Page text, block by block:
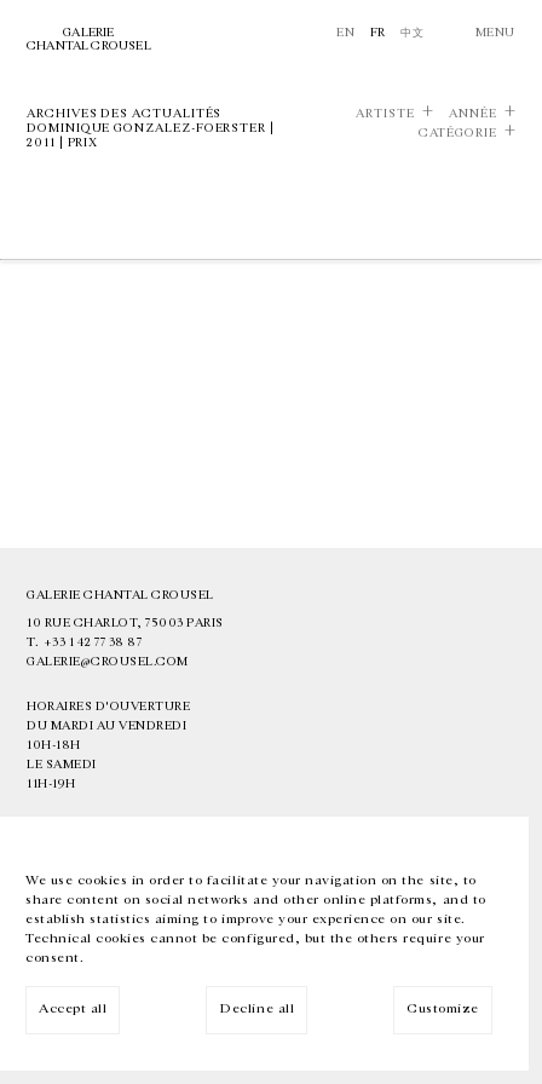
We use cookies in order to facilitate your navigation on the site, to
share content on social networks and other online platforms, and to
establish statistics aiming to improve your experience on our site.
Technical cookies cannot be configured, but the others require your
consent.
Accept all Decline all Customize
GALERIE
CHANTAL CROUSEL
EN FR 中文 MENU
ARCHIVES DES ACTUALITÉS
DOMINIQUE GONZALEZ-FOERSTER |
2011 | PRIX
ARTISTE
ANNÉE
CATÉGORIE
GALERIE CHANTAL CROUSEL
10 RUE CHARLOT, 75003 PARIS
T. +33 1 42 77 38 87
GALERIE@CROUSEL.COM
HORAIRES D'OUVERTURE
DU MARDI AU VENDREDI
10H-18H
LE SAMEDI
11H-19H
EN FR 中文 Facebook Instagram
Inscrivez-vous à notre newsletter